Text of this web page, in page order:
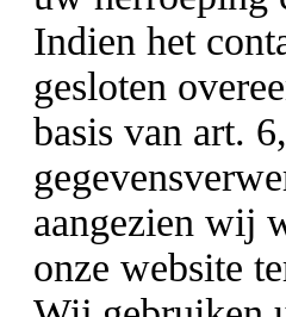
Indien het
gesloten
basis van art.
aangezien wij
onze website